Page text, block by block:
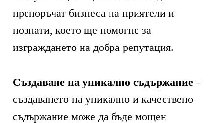
препоръчат бизнеса на приятели и
познати, което ще помогне за
изграждането на добра репутация.
Създаване на уникално съдържание –
създаването на уникално и качествено
съдържание може да бъде мощен